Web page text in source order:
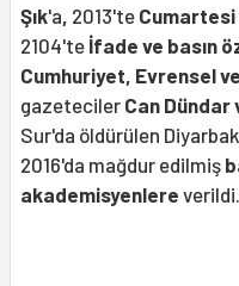
Şık'a, 2013'te
2104'te İfade ve basın
Cumhuriyet, Evrensel
gazeteciler Can Dündar
Sur'da öldürülen
2016'da mağdur edilmiş
akademisyenlere verildi.